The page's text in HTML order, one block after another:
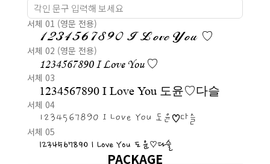
서체 01 (영문 전용)
1234567890 I Love You ♡
서체 02 (영문 전용)
1234567890 I Love You ♡
서체 03
1234567890 I Love You 도윤♡다슬
서체 04
1234567890 I Love You 도윤♡다슬
서체 05
1234567890 I Love You 도윤♡다슬
PACKAGE